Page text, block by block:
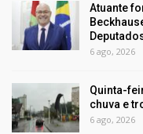
Atuante
6 ago, 2026
Quinta-
chuva e
6 ago, 2026